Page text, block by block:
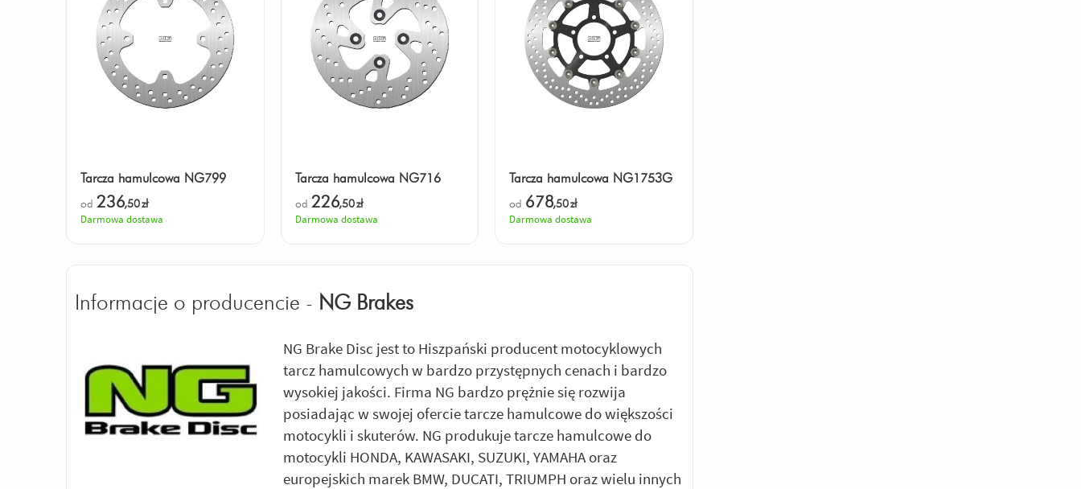
Tarcza hamulcowa NG799
od 236,50zł
Darmowa dostawa
Tarcza hamulcowa NG716
od 226,50zł
Darmowa dostawa
Tarcza hamulcowa NG1753G
od 678,50zł
Darmowa dostawa
Informacje o producencie - NG Brakes
NG Brake Disc jest to Hiszpański producent motocyklowych
tarcz hamulcowych w bardzo przystępnych cenach i bardzo
wysokiej jakości. Firma NG bardzo prężnie się rozwija
posiadając w swojej ofercie tarcze hamulcowe do większości
motocykli i skuterów. NG produkuje tarcze hamulcowe do
motocykli HONDA, KAWASAKI, SUZUKI, YAMAHA oraz
europejskich marek BMW, DUCATI, TRIUMPH oraz wielu innych